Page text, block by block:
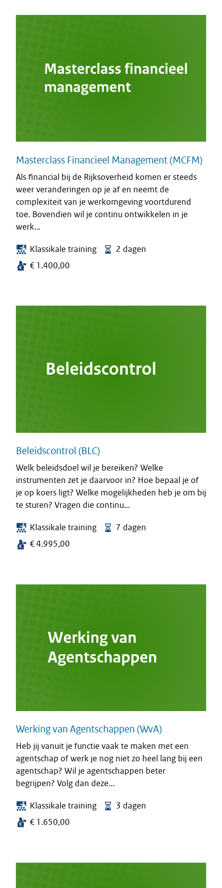
Masterclass Financieel Management (MCFM)
Als financial bij de Rijksoverheid komen er steeds
weer veranderingen op je af en neemt de
complexiteit van je werkomgeving voortdurend
toe. Bovendien wil je continu ontwikkelen in je
werk...
Klassikale training
2 dagen
€ 1.400,00
Beleidscontrol (BLC)
Welk beleidsdoel wil je bereiken? Welke
instrumenten zet je daarvoor in? Hoe bepaal je of
je op koers ligt? Welke mogelijkheden heb je om bij
te sturen? Vragen die continu...
Klassikale training
7 dagen
€ 4.995,00
Werking van Agentschappen (WvA)
Heb jij vanuit je functie vaak te maken met een
agentschap of werk je nog niet zo heel lang bij een
agentschap? Wil je agentschappen beter
begrijpen? Volg dan deze...
Klassikale training
3 dagen
€ 1.650,00